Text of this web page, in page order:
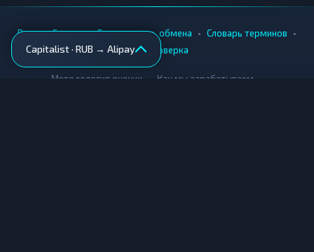
Capitalist · RUB → Alipay
Вики • Города • Безопасность обмена • Словарь терминов •
AML-проверка
Методология оценки Как мы зарабатываем